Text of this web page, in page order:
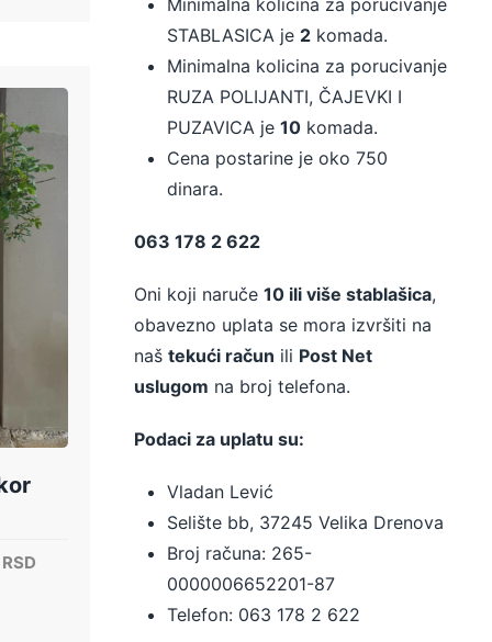
RSDTrenutna
STABLASICA je 2 komada.
Minimalna kolicina za porucivanje
RUZA POLIJANTI, ČAJEVKI I
PUZAVICA je 10 komada.
Cena postarine je oko 750
dinara.
063 178 2 622
Oni koji naruče 10 ili više stablašica,
obavezno uplata se mora izvršiti na
naš tekući račun ili Post Net
uslugom na broj telefona.
Podaci za uplatu su:
Vladan Lević
Selište bb, 37245 Velika Drenova
Broj računa: 265-
0000006652201-87
Telefon: 063 178 2 622